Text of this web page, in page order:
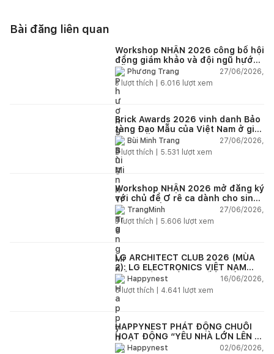
Bài đăng liên quan
Workshop NHẬN 2026 công bố hội
đồng giám khảo và đội ngũ hướng
dẫn giàu kinh nghiệm quốc tế
Phương Trang
27/06/2026,
3lượt thích | 6.016 lượt xem
Brick Awards 2026 vinh danh Bảo
tàng Đạo Mẫu của Việt Nam ở giải
cao nhất
Bùi Minh Trang
27/06/2026,
2lượt thích | 5.531 lượt xem
Workshop NHẬN 2026 mở đăng ký
với chủ đề Ơ rê ca dành cho sinh
viên và kiến trúc sư trẻ Việt Nam
TrangMinh
27/06/2026,
3lượt thích | 5.606 lượt xem
LG ARCHITECT CLUB 2026 (MÙA
2): LG ELECTRONICS VIỆT NAM
ĐỒNG HÀNH CÙNG KIẾN TRÚC SƯ
KIẾN TẠO KHÔNG GIAN SỐNG HIỆN
ĐẠI
Happynest
16/06/2026,
5lượt thích | 4.641 lượt xem
HAPPYNEST PHÁT ĐỘNG CHUỖI
HOẠT ĐỘNG “YÊU NHÀ LỚN LÊN -
HAPPYNEST GROWING HOME”
Happynest
02/06/2026,